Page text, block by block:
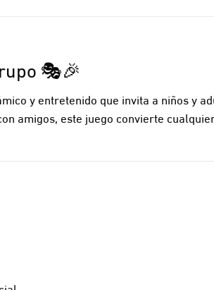
🎭🎉
y entretenido que invita a niños y
amigos, este juego convierte